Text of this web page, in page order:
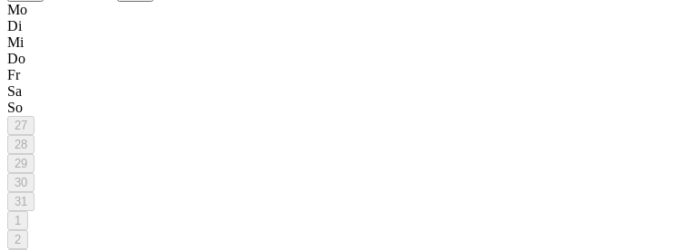
Mo
Di
Mi
Do
Fr
Sa
So
27
28
29
30
31
1
2